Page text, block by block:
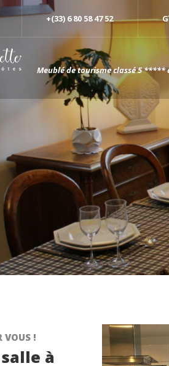
+(33) 6 80 58 47 52
Meublé de tourisme classé 5 *****
VOUS !
à